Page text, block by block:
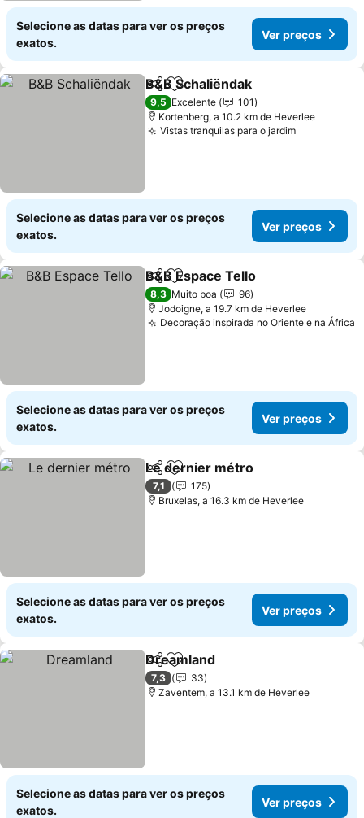
Selecione as datas para ver os preços
exatos.
Ver preços
PartilharAdicionar aos favoritos
B&B Schaliëndak
9,5 Excelente
101
Kortenberg, a 10.2 km de Heverlee
Vistas tranquilas para o jardimVer preços
Selecione as datas para ver os preços
exatos.
Ver preços
PartilharAdicionar aos favoritos
B&B Espace Tello
8,3 Muito boa
96
Jodoigne, a 19.7 km de Heverlee
Decoração inspirada no Oriente e na África
Selecione as datas para ver os preços
exatos.
Ver preços
PartilharAdicionar aos favoritos
Le dernier métro
7,1
175
Bruxelas, a 16.3 km de Heverlee
Selecione as datas para ver os preços
exatos.
Ver preços
PartilharAdicionar aos favoritos
Dreamland
7,3
33
Zaventem, a 13.1 km de Heverlee
Selecione as datas para ver os preços
exatos.
Ver preços